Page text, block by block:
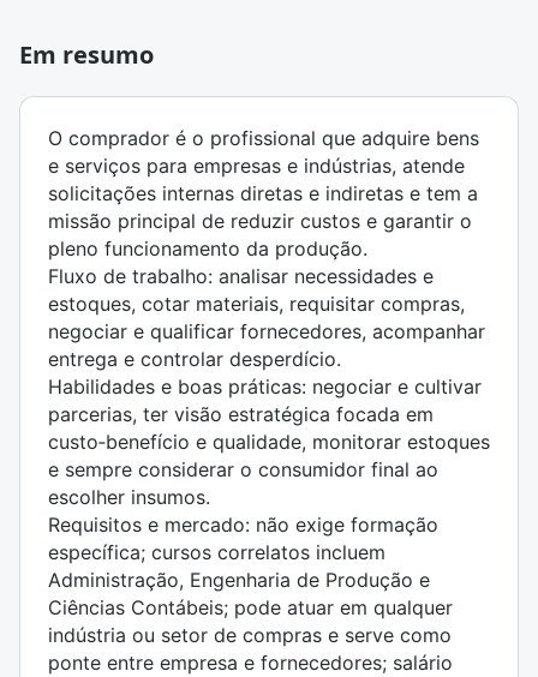
Em resumo
O comprador é o profissional que adquire bens
e serviços para empresas e indústrias, atende
solicitações internas diretas e indiretas e tem a
missão principal de reduzir custos e garantir o
pleno funcionamento da produção.
Fluxo de trabalho: analisar necessidades e
estoques, cotar materiais, requisitar compras,
negociar e qualificar fornecedores, acompanhar
entrega e controlar desperdício.
Habilidades e boas práticas: negociar e cultivar
parcerias, ter visão estratégica focada em
custo‑benefício e qualidade, monitorar estoques
e sempre considerar o consumidor final ao
escolher insumos.
Requisitos e mercado: não exige formação
específica; cursos correlatos incluem
Administração, Engenharia de Produção e
Ciências Contábeis; pode atuar em qualquer
indústria ou setor de compras e serve como
ponte entre empresa e fornecedores; salário